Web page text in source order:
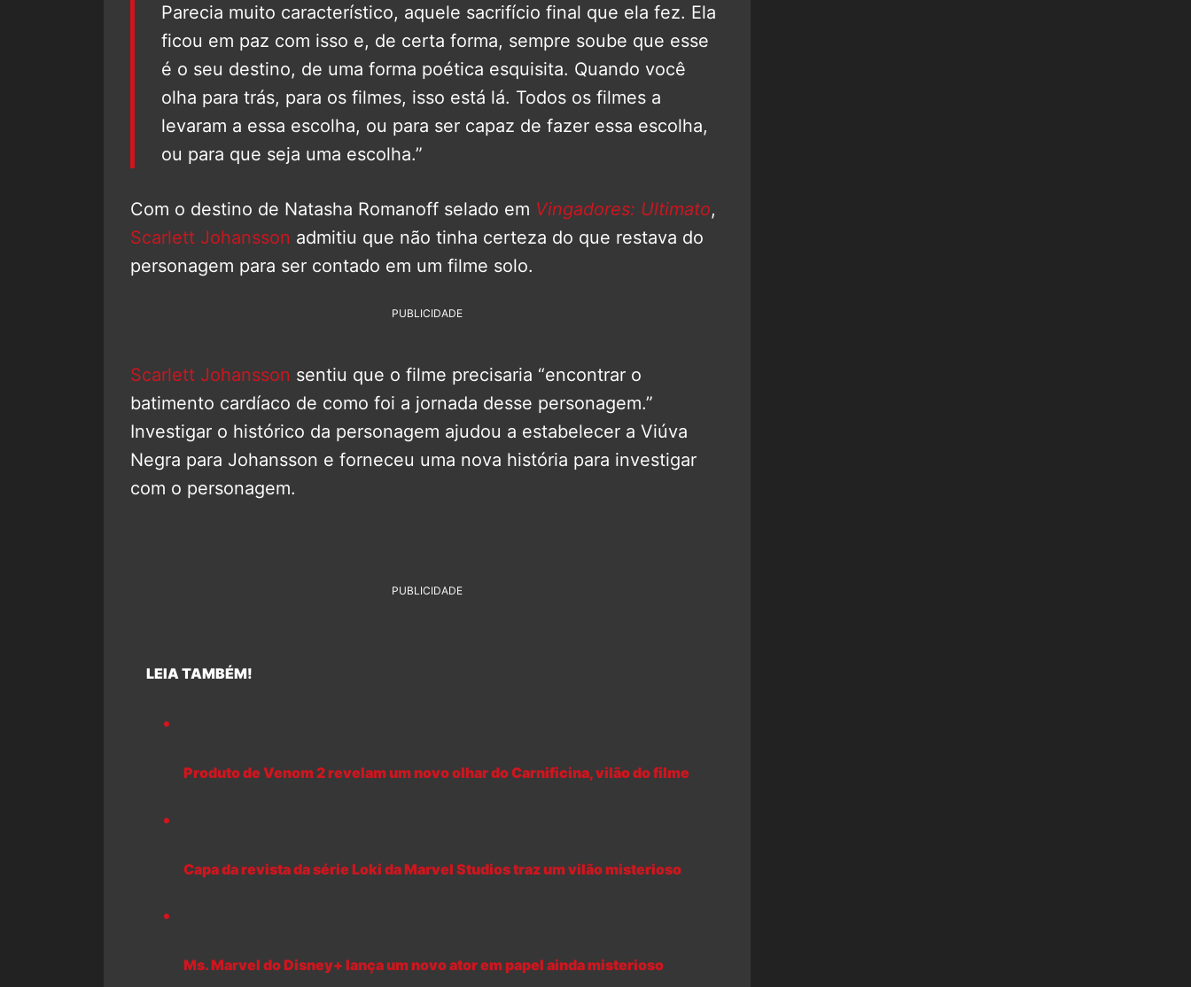
Parecia muito característico, aquele sacrifício final que ela fez. Ela
ficou em paz com isso e, de certa forma, sempre soube que esse
é o seu destino, de uma forma poética esquisita. Quando você
olha para trás, para os filmes, isso está lá. Todos os filmes a
levaram a essa escolha, ou para ser capaz de fazer essa escolha,
ou para que seja uma escolha.”
Com o destino de Natasha Romanoff selado em Vingadores: Ultimato,
Scarlett Johansson admitiu que não tinha certeza do que restava do
personagem para ser contado em um filme solo.
PUBLICIDADE
Scarlett Johansson sentiu que o filme precisaria “encontrar o
batimento cardíaco de como foi a jornada desse personagem.”
Investigar o histórico da personagem ajudou a estabelecer a Viúva
Negra para Johansson e forneceu uma nova história para investigar
com o personagem.
PUBLICIDADE
LEIA TAMBÉM!
Produto de Venom 2 revelam um novo olhar do Carnificina, vilão do filme
Capa da revista da série Loki da Marvel Studios traz um vilão misterioso
Ms. Marvel do Disney+ lança um novo ator em papel ainda misterioso